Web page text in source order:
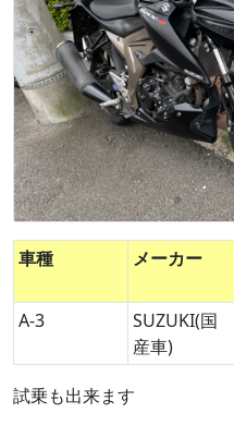
車種 メーカー
A-3
SUZUKI(国
産車)
試乗も出来ます